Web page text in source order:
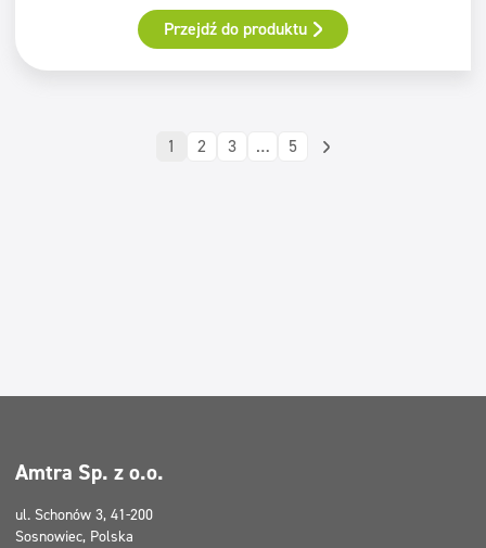
Przejdź do produktu
1 2 3 … 5
Amtra Sp. z o.o.
ul. Schonów 3, 41-200
Sosnowiec, Polska